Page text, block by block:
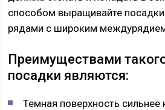
способом выращивайте
рядами с широким
Преимуществами
посадки являются:
Темная поверхность сильнее